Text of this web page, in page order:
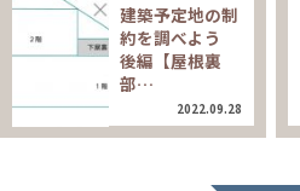
建築予定地の制
約を調べよう
後編【屋根裏
部…
2022.09.28